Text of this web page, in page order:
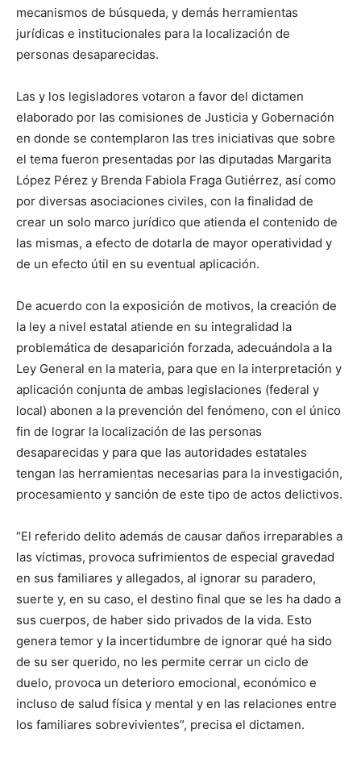
mecanismos de búsqueda, y demás herramientas
jurídicas e institucionales para la localización de
personas desaparecidas.
Las y los legisladores votaron a favor del dictamen
elaborado por las comisiones de Justicia y Gobernación
en donde se contemplaron las tres iniciativas que sobre
el tema fueron presentadas por las diputadas Margarita
López Pérez y Brenda Fabiola Fraga Gutiérrez, así como
por diversas asociaciones civiles, con la finalidad de
crear un solo marco jurídico que atienda el contenido de
las mismas, a efecto de dotarla de mayor operatividad y
de un efecto útil en su eventual aplicación.
De acuerdo con la exposición de motivos, la creación de
la ley a nivel estatal atiende en su integralidad la
problemática de desaparición forzada, adecuándola a la
Ley General en la materia, para que en la interpretación y
aplicación conjunta de ambas legislaciones (federal y
local) abonen a la prevención del fenómeno, con el único
fin de lograr la localización de las personas
desaparecidas y para que las autoridades estatales
tengan las herramientas necesarias para la investigación,
procesamiento y sanción de este tipo de actos delictivos.
“El referido delito además de causar daños irreparables a
las víctimas, provoca sufrimientos de especial gravedad
en sus familiares y allegados, al ignorar su paradero,
suerte y, en su caso, el destino final que se les ha dado a
sus cuerpos, de haber sido privados de la vida. Esto
genera temor y la incertidumbre de ignorar qué ha sido
de su ser querido, no les permite cerrar un ciclo de
duelo, provoca un deterioro emocional, económico e
incluso de salud física y mental y en las relaciones entre
los familiares sobrevivientes”, precisa el dictamen.